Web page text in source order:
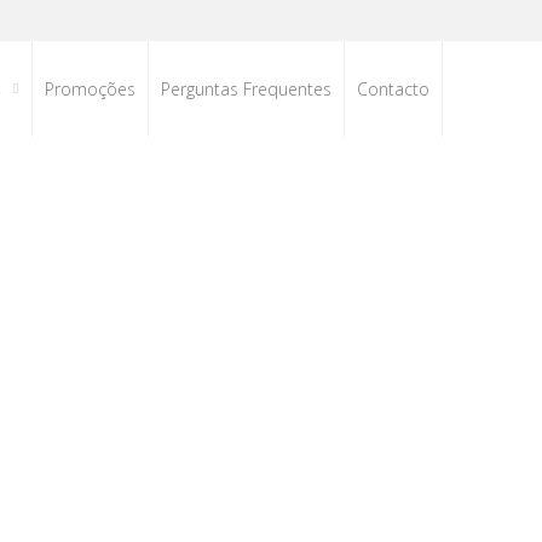
Promoções Perguntas Frequentes Contacto